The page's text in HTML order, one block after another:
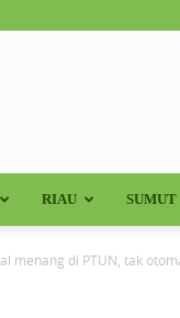
RIAU SUMUT
menang di PTUN, tak